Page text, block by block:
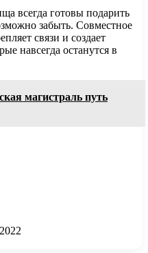
всегда готовы подарить
забыть. Совместное
связи и создает
навсегда останутся в
магистраль путь